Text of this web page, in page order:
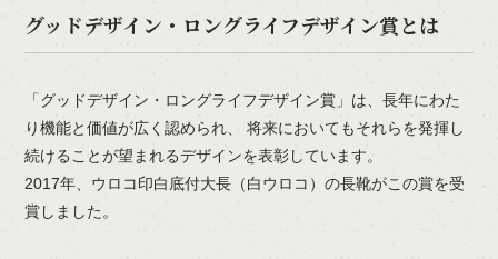
グッドデザイン・ロングライフデザイン賞とは
「グッドデザイン・ロングライフデザイン賞」は、長年にわた
り機能と価値が広く認められ、 将来においてもそれらを発揮し
続けることが望まれるデザインを表彰しています。
2017年、ウロコ印白底付大長（白ウロコ）の長靴がこの賞を受
賞しました。